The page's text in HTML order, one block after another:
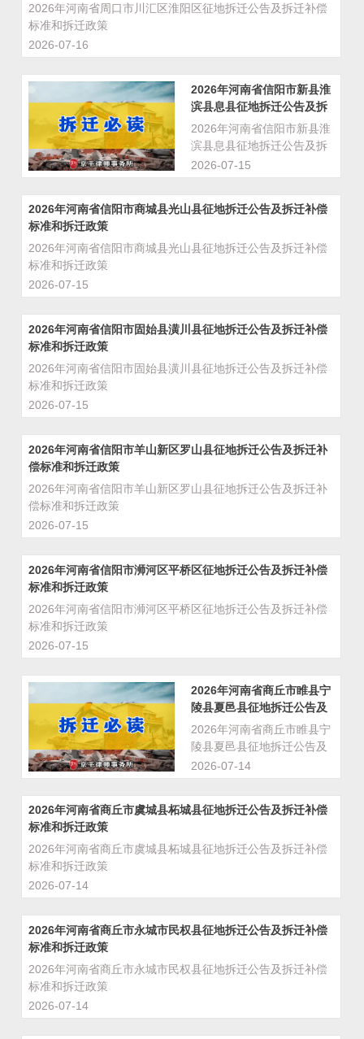
2026年河南省周口市川汇区淮阳区征地拆迁公告及拆迁补偿
标准和拆迁政策
2026-07-16
2026年河南省信阳市新县淮
滨县息县征地拆迁公告及拆
迁补偿标准和拆迁政策
2026年河南省信阳市新县淮
滨县息县征地拆迁公告及拆
迁补偿标准和拆迁政策
2026-07-15
2026年河南省信阳市商城县光山县征地拆迁公告及拆迁补偿
标准和拆迁政策
2026年河南省信阳市商城县光山县征地拆迁公告及拆迁补偿
标准和拆迁政策
2026-07-15
2026年河南省信阳市固始县潢川县征地拆迁公告及拆迁补偿
标准和拆迁政策
2026年河南省信阳市固始县潢川县征地拆迁公告及拆迁补偿
标准和拆迁政策
2026-07-15
2026年河南省信阳市羊山新区罗山县征地拆迁公告及拆迁补
偿标准和拆迁政策
2026年河南省信阳市羊山新区罗山县征地拆迁公告及拆迁补
偿标准和拆迁政策
2026-07-15
2026年河南省信阳市浉河区平桥区征地拆迁公告及拆迁补偿
标准和拆迁政策
2026年河南省信阳市浉河区平桥区征地拆迁公告及拆迁补偿
标准和拆迁政策
2026-07-15
2026年河南省商丘市睢县宁
陵县夏邑县征地拆迁公告及
拆迁补偿标准和拆迁政策
2026年河南省商丘市睢县宁
陵县夏邑县征地拆迁公告及
拆迁补偿标准和拆迁政策
2026-07-14
2026年河南省商丘市虞城县柘城县征地拆迁公告及拆迁补偿
标准和拆迁政策
2026年河南省商丘市虞城县柘城县征地拆迁公告及拆迁补偿
标准和拆迁政策
2026-07-14
2026年河南省商丘市永城市民权县征地拆迁公告及拆迁补偿
标准和拆迁政策
2026年河南省商丘市永城市民权县征地拆迁公告及拆迁补偿
标准和拆迁政策
2026-07-14